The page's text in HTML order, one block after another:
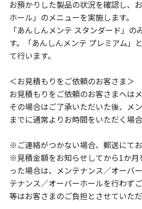
お預かりした製品の状況を確認し、
ホール」のメニューを実施します。
「あんしんメンテ スタンダード」
す。「あんしんメンテ プレミアム」
て行います。
＜お見積もりをご依頼のお客さま＞
お見積もりをご依頼のお客さまへは
その場合はご了承いただいた後、メ
までに通常よりお時間をいただく場合
※ご連絡がつかない場合、郵送にて
※見積金額をお知らせしてから1か
った場合は、メンテナンス／オーバ
テナンス／オーバーホールを行わず
等はお客さまのご負担とさせていただ